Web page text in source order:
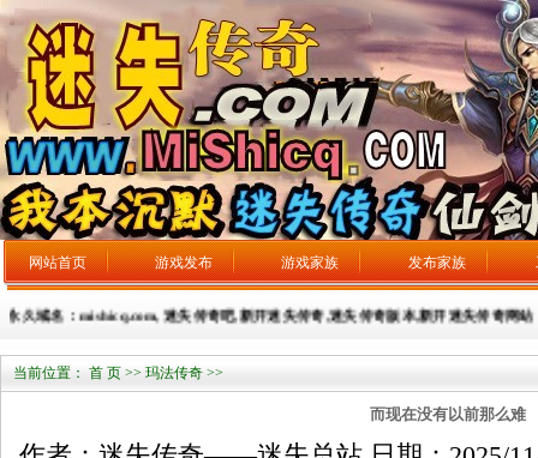
网站首页 游戏发布 游戏家族 发布家族
域名：mishicq.com, 迷失传奇吧,新开迷失传奇,迷失传奇版本,新开迷失传奇网站，广
当前位置： 首 页 >> 玛法传奇 >>
而现在没有以前那么难